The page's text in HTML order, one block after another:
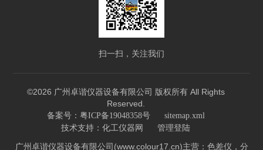
扫一扫，关注我们
©2026 广州卓谐仪器设备有限公司 版权所有 All Rights
Reserved.
备案号：粤ICP备19048358号 sitemap.xml
技术支持： 化工仪器网 管理登陆
广州卓谐仪器设备有限公司(www.colour17.cn)主营：色差仪，分